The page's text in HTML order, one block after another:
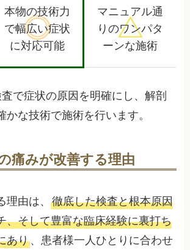
本物の技術力
で幅広い症状
に対応可能
マニュアル通
りのワンパタ
ーンな施術
で症状の原因を明確にし、解剖
な技術で施術を行います。
痛みが改善する理由
理由は、徹底した検査と根本原因
、そして豊富な臨床経験に裏打ち
あり、患者様一人ひとりに合わせ